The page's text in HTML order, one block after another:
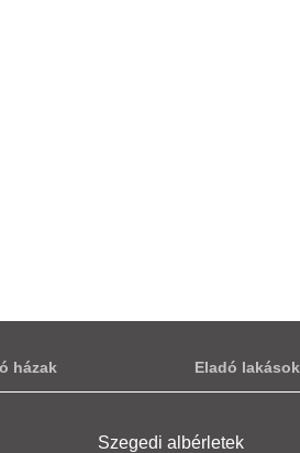
házak Eladó lakások
Szegedi albérletek